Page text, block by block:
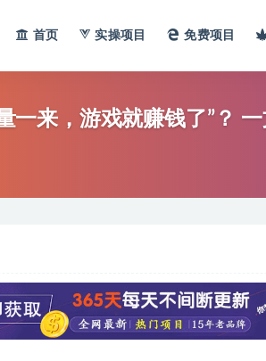
首页 实操项目 免费项目
一来，游戏就赚钱了”？